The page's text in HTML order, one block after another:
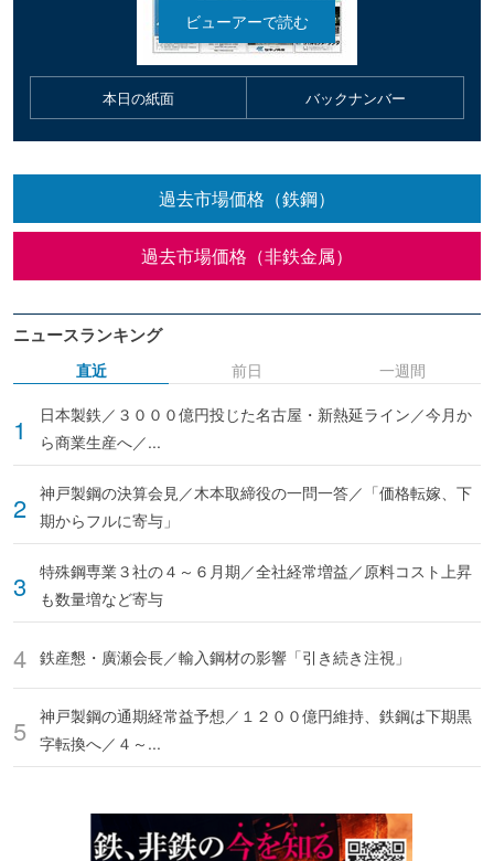
本日の紙面 バックナンバー
過去市場価格（鉄鋼）
過去市場価格（非鉄金属）
ニュースランキング
直近
日本製鉄／３０００億円投じた名古屋・新熱延ライン／今月か
ら商業生産へ／...
神戸製鋼の決算会見／木本取締役の一問一答／「価格転嫁、下
期からフルに寄与」
特殊鋼専業３社の４～６月期／全社経常増益／原料コスト上昇
も数量増など寄与
鉄産懇・廣瀬会長／輸入鋼材の影響「引き続き注視」
神戸製鋼の通期経常益予想／１２００億円維持、鉄鋼は下期黒
字転換へ／４～...
前日 一週間